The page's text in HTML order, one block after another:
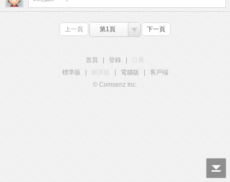
上一頁 第1頁 下一頁
首頁 登錄
標準版
觸屏版 電腦版
客戶端
© Comsenz Inc.